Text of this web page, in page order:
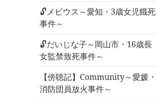
🔓メビウス～愛知・3歳女児餓死
事件～
🔓だいじな子～岡山市・16歳長
女監禁致死事件～
【傍聴記】Community～愛媛・
消防団員放火事件～